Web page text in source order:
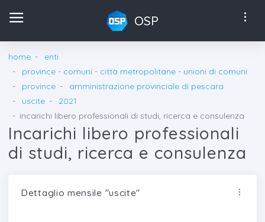
OSP
home
enti
province - comuni - città metropolitane - unioni di comuni
province
amministrazione provinciale di pescara
uscite
2021
incarichi libero professionali di studi, ricerca e consulenza
Incarichi libero professionali
di studi, ricerca e consulenza
Dettaglio mensile "uscite"